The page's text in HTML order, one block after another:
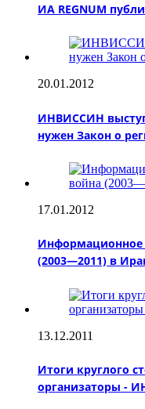
ИА REGNUM
20.01.2012
ИНВИССИН
нужен Закон о
17.01.2012
Информационное
(2003—2011) в
13.12.2011
Итоги круглого
организаторы -